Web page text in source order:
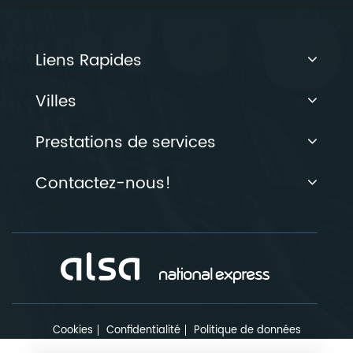
Liens Rapides
Villes
Prestations de services
Contactez-nous!
Cookies Confidentialité Politique de données